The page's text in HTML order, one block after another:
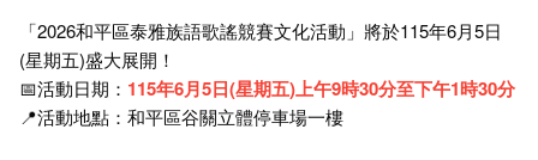
「2026和平區泰雅族語歌謠競賽文化活動」將於115年6月5日
(星期五)盛大展開！
📅活動日期： 115年6月5日(星期五)上午9時30分至下午1時30分
📍活動地點：和平區谷關立體停車場一樓